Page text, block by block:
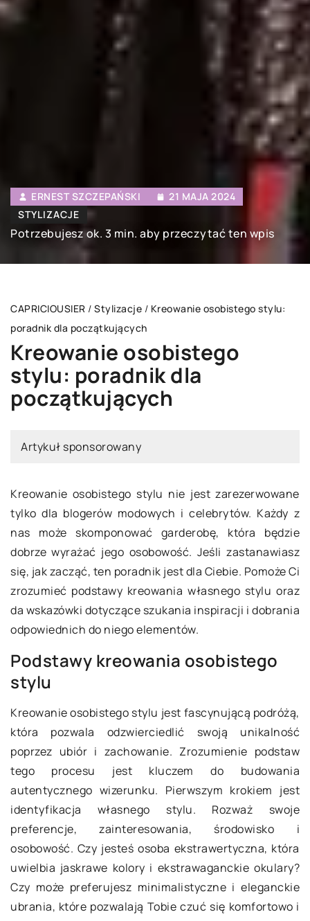
ERNEST SZCZEPAŃSKI
21 MAJA 2024
STYLIZACJE
Potrzebujesz ok. 3 min. aby przeczytać ten wpis
CAPRICIOUSIER / Stylizacje / Kreowanie osobistego stylu:
poradnik dla początkujących
Kreowanie osobistego
stylu: poradnik dla
początkujących
Artykuł sponsorowany
Kreowanie osobistego stylu nie jest zarezerwowane
tylko dla blogerów modowych i celebrytów. Każdy z
nas może skomponować garderobę, która będzie
dobrze wyrażać jego osobowość. Jeśli zastanawiasz
się, jak zacząć, ten poradnik jest dla Ciebie. Pomoże Ci
zrozumieć podstawy kreowania własnego stylu oraz
da wskazówki dotyczące szukania inspiracji i dobrania
odpowiednich do niego elementów.
Podstawy kreowania osobistego
stylu
Kreowanie osobistego stylu jest fascynującą podróżą,
która pozwala odzwierciedlić swoją unikalność
poprzez ubiór i zachowanie. Zrozumienie podstaw
tego procesu jest kluczem do budowania
autentycznego wizerunku. Pierwszym krokiem jest
identyfikacja własnego stylu. Rozważ swoje
preferencje, zainteresowania, środowisko i
osobowość. Czy jesteś osoba ekstrawertyczna, która
uwielbia jaskrawe kolory i ekstrawaganckie okulary?
Czy może preferujesz minimalistyczne i eleganckie
ubrania, które pozwalają Tobie czuć się komfortowo i